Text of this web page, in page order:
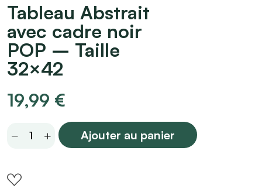
Tableau Abstrait
avec cadre noir
POP – Taille
32×42
19,99 €
Tableau
cadre
Ajouter au panier